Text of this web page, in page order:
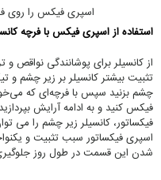
اسپری فیکس را روی
استفاده از اسپری فیکس با فرچه
از کانسیلر برای پوشانندگی نواقص
تثبیت بیشتر کانسیلر بر زیر چشم و
چشم بزنید سپس با فرچه‌ای که
فیکس کنید و به ادامه آرایش
فیکساتور، کانسیلر زیر چشم را
اسپری فیکساتور سبب تثبیت و
شدن این قسمت در طول روز